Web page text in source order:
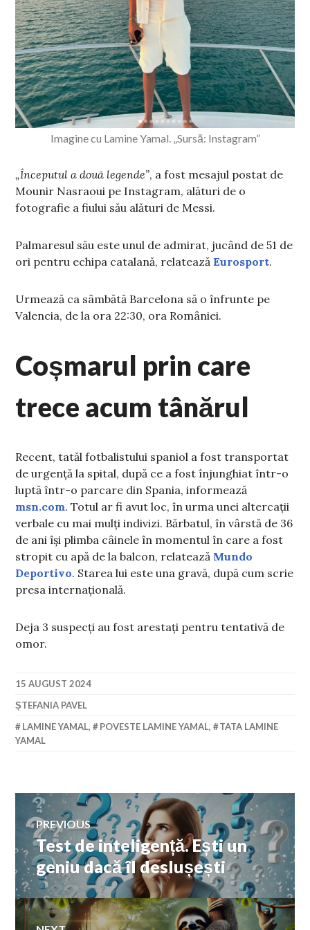
Imagine cu Lamine Yamal. „Sursă: Instagram”
„Începutul a două legende”, a fost mesajul postat de
Mounir Nasraoui pe Instagram, alături de o
fotografie a fiului său alături de Messi.
Palmaresul său este unul de admirat, jucând de 51 de
ori pentru echipa catalană, relateazăEurosport.
Urmează ca sâmbătă Barcelona să o înfrunte pe
Valencia, de la ora 22:30, ora României.
Coșmarul prin care
trece acum tânărul
Recent, tatăl fotbalistului spaniol a fost transportat
de urgență la spital, după ce a fost înjunghiat într-o
luptă într-o parcare din Spania, informează
msn.com. Totul ar fi avut loc, în urma unei altercații
verbale cu mai mulți indivizi. Bărbatul, în vârstă de 36
de ani își plimba câinele în momentul în care a fost
stropit cu apă de la balcon, relatează Mundo
Deportivo. Starea lui este una gravă, după cum scrie
presa internațională.
Deja 3 suspecți au fost arestați pentru tentativă de
omor.
15 AUGUST 2024
ȘTEFANIA PAVEL
LAMINE YAMAL, POVESTE LAMINE YAMAL,
TATA LAMINE
YAMAL
Navigare
în
articole
PREVIOUS
Previous
post:
Test de inteligență. Ești un
geniu dacă îl deslușești